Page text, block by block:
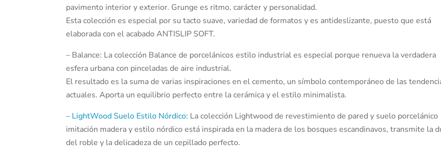
pavimento interior y exterior. Grunge es ritmo, carácter y personalidad.
Esta colección es especial por su tacto suave, variedad de formatos y es antideslizante, puesto que está
elaborada con el acabado ANTISLIP SOFT.
– Balance: La colección Balance de porcelánicos estilo industrial es especial porque renueva la verdadera
esfera urbana con pinceladas de aire industrial.
El resultado es la suma de varias inspiraciones en el cemento, un símbolo contemporáneo de las
actuales. Aporta un equilibrio perfecto entre la cerámica y el estilo minimalista.
– LightWood Suelo Estilo Nórdico: La colección Lightwood de revestimiento de pared y suelo porcelánico
imitación madera y estilo nórdico está inspirada en la madera de los bosques escandinavos, transmite la
del roble y la delicadeza de un cepillado perfecto.